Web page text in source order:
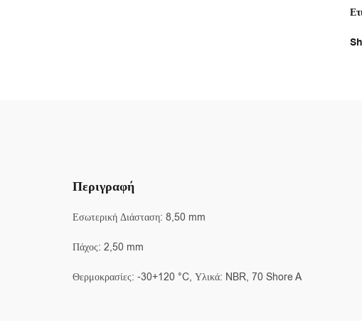
Περιγραφή
Εσωτερική Διάσταση: 8,50 mm
Πάχος: 2,50 mm
Θερμοκρασίες: -30+120 °C, Υλικά: NBR, 70 Shore A